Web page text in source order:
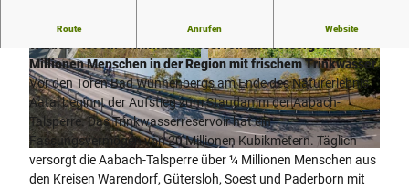
© Teutoburger Wald Tourismus, P. Gawandtka | CC-BY-SA
© Teutoburger Wald Tourismus, P. Gawandtka
© Teutoburger Wald Tourismus, P. Gawandtka |
CC-BY-SA
Route Anrufen Website
Die Aabach-Talsperre - ganz im Süden des Teutoburger
Millionen Menschen in der Region mit frischem Trinkwasser.
Vor den Toren Bad Wünnenbergs am Ende des Naturerlebnis
Aatal beginnt der Aufstieg zum Staudamm der Aabach-
Talsperre. Das Trinkwasserreservoir hat ein
Fassungsvermögen von 20 Millionen Kubikmetern. Täglich
versorgt die Aabach-Talsperre über ¼ Millionen Menschen aus
den Kreisen Warendorf, Gütersloh, Soest und Paderborn mit